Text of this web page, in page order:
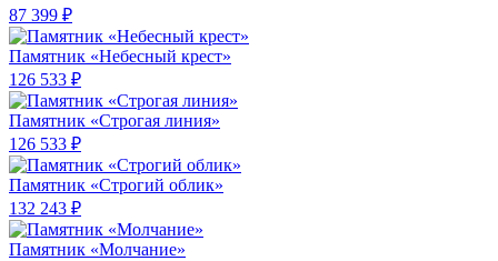
87 399 ₽
Памятник «Небесный крест»
126 533 ₽
Памятник «Строгая линия»
126 533 ₽
Памятник «Строгий облик»
132 243 ₽
Памятник «Молчание»